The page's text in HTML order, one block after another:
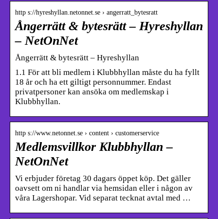
http s://hyreshyllan.netonnet.se › angerratt_bytesratt
Ångerrätt & bytesrätt – Hyreshyllan
– NetOnNet
Ångerrätt & bytesrätt – Hyreshyllan
1.1 För att bli medlem i Klubbhyllan måste du ha fyllt
18 år och ha ett giltigt personnummer. Endast
privatpersoner kan ansöka om medlemskap i
Klubbhyllan.
http s://www.netonnet.se › content › customerservice
Medlemsvillkor Klubbhyllan –
NetOnNet
Vi erbjuder företag 30 dagars öppet köp. Det gäller
oavsett om ni handlar via hemsidan eller i någon av
våra Lagershopar. Vid separat tecknat avtal med …